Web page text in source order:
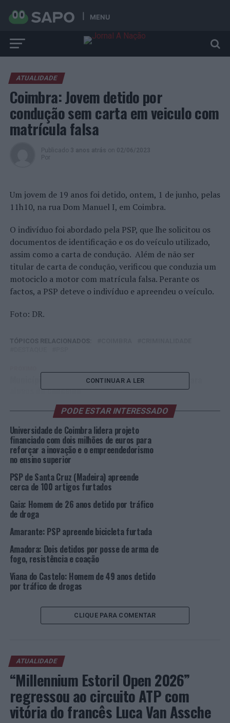
MENU
ATUALIDADE
Coimbra: Jovem detido por
condução sem carta em veiculo com
matrícula falsa
Publicado 3 anos atrás on 02/06/2023
Por
Um jovem de 19 anos foi detido, ontem, 1 de junho, pelas
11h10, na rua Dom Manuel I, em Coimbra.
O indivíduo foi abordado pela PSP, que lhe solicitou os
documentos de identificação e os do veículo utilizado,
assim como a carta de condução. Além de não ser
titular de carta de condução, verificou que conduzia um
motociclo a motor com matrícula falsa. Perante os
factos, a PSP deteve o indivíduo e apreendeu o veículo.
Foto: DR.
TÓPICOS RELACIONADOS:
Município de Barcelos promove férias de verão para
alunos do concelho
Autarquia de Sintra investe na requalificação de
equipamentos desportivos
CONTINUAR A LER
PODE ESTAR INTERESSADO
Universidade de Coimbra lidera projeto
financiado com dois milhões de euros para
reforçar a inovação e o empreendedorismo
no ensino superior
PSP de Santa Cruz (Madeira) apreende
cerca de 100 artigos furtados
Gaia: Homem de 26 anos detido por tráfico
de droga
Amarante: PSP apreende bicicleta furtada
Amadora: Dois detidos por posse de arma de
fogo, resistência e coação
Viana do Castelo: Homem de 49 anos detido
por tráfico de drogas
CLIQUE PARA COMENTAR
ATUALIDADE
“Millennium Estoril Open 2026”
regressou ao circuito ATP com
vitória do francês Luca Van Assche